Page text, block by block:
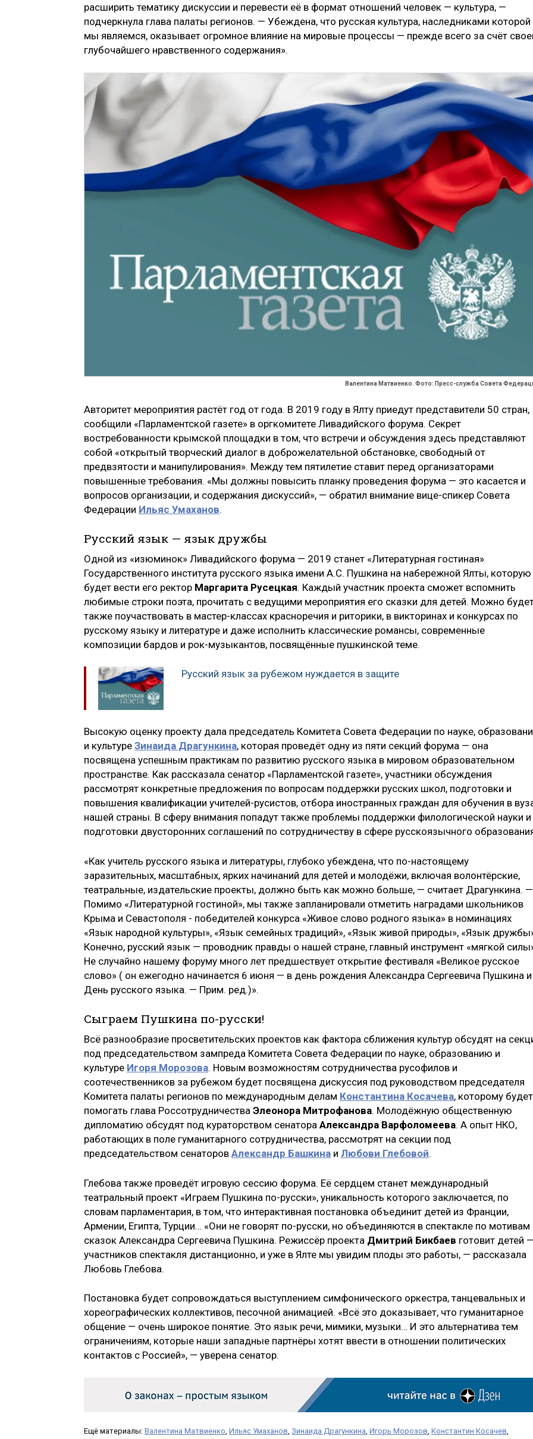
расширить тематику дискуссии и перевести её в формат отношений человек — культура, —
подчеркнула глава палаты регионов. — Убеждена, что русская культура, наследниками которой
мы являемся, оказывает огромное влияние на мировые процессы — прежде всего за счёт
глубочайшего нравственного содержания».
Валентина Матвиенко. Фото: Пресс-служба Совета
Авторитет мероприятия растёт год от года. В 2019 году в Ялту приедут представители 50 стран,
сообщили «Парламентской газете» в оргкомитете Ливадийского форума. Секрет
востребованности крымской площадки в том, что встречи и обсуждения здесь представляют
собой «открытый творческий диалог в доброжелательной обстановке, свободный от
предвзятости и манипулирования». Между тем пятилетие ставит перед организаторами
повышенные требования. «Мы должны повысить планку проведения форума — это касается и
вопросов организации, и содержания дискуссий», — обратил внимание вице-спикер Совета
Федерации Ильяс Умаханов.
Русский язык — язык дружбы
Одной из «изюминок» Ливадийского форума — 2019 станет «Литературная гостиная»
Государственного института русского языка имени А.С. Пушкина на набережной Ялты, которую
будет вести его ректор Маргарита Русецкая. Каждый участник проекта сможет вспомнить
любимые строки поэта, прочитать с ведущими мероприятия его сказки для детей. Можно
также поучаствовать в мастер-классах красноречия и риторики, в викторинах и конкурсах по
русскому языку и литературе и даже исполнить классические романсы, современные
композиции бардов и рок-музыкантов, посвящённые пушкинской теме.
Русский язык за рубежом нуждается в защите
Высокую оценку проекту дала председатель Комитета Совета Федерации по науке,
и культуре Зинаида Драгункина, которая проведёт одну из пяти секций форума — она
посвящена успешным практикам по развитию русского языка в мировом образовательном
пространстве. Как рассказала сенатор «Парламентской газете», участники обсуждения
рассмотрят конкретные предложения по вопросам поддержки русских школ, подготовки и
повышения квалификации учителей-русистов, отбора иностранных граждан для обучения в
нашей страны. В сферу внимания попадут также проблемы поддержки филологической науки и
подготовки двусторонних соглашений по сотрудничеству в сфере русскоязычного
«Как учитель русского языка и литературы, глубоко убеждена, что по-настоящему
заразительных, масштабных, ярких начинаний для детей и молодёжи, включая волонтёрские,
театральные, издательские проекты, должно быть как можно больше, — считает Драгункина. —
Помимо «Литературной гостиной», мы также запланировали отметить наградами школьников
Крыма и Севастополя - победителей конкурса «Живое слово родного языка» в номинациях
«Язык народной культуры», «Язык семейных традиций», «Язык живой природы», «Язык
Конечно, русский язык — проводник правды о нашей стране, главный инструмент «мягкой
Не случайно нашему форуму много лет предшествует открытие фестиваля «Великое русское
слово» ( он ежегодно начинается 6 июня — в день рождения Александра Сергеевича Пушкина и
День русского языка. — Прим. ред.)».
Сыграем Пушкина по-русски!
Всё разнообразие просветительских проектов как фактора сближения культур обсудят на
под председательством зампреда Комитета Совета Федерации по науке, образованию и
культуре Игоря Морозова. Новым возможностям сотрудничества русофилов и
соотечественников за рубежом будет посвящена дискуссия под руководством председателя
Комитета палаты регионов по международным делам Константина Косачева, которому будет
помогать глава Россотрудничества Элеонора Митрофанова. Молодёжную общественную
дипломатию обсудят под кураторством сенатора Александра Варфоломеева. А опыт НКО,
работающих в поле гуманитарного сотрудничества, рассмотрят на секции под
председательством сенаторов Александр Башкина и Любови Глебовой.
Глебова также проведёт игровую сессию форума. Её сердцем станет международный
театральный проект «Играем Пушкина по-русски», уникальность которого заключается, по
словам парламентария, в том, что интерактивная постановка объединит детей из Франции,
Армении, Египта, Турции… «Они не говорят по-русски, но объединяются в спектакле по мотивам
сказок Александра Сергеевича Пушкина. Режиссёр проекта Дмитрий Бикбаев готовит детей —
участников спектакля дистанционно, и уже в Ялте мы увидим плоды это работы, — рассказала
Любовь Глебова.
Постановка будет сопровождаться выступлением симфонического оркестра, танцевальных и
хореографических коллективов, песочной анимацией. «Всё это доказывает, что гуманитарное
общение — очень широкое понятие. Это язык речи, мимики, музыки… И это альтернатива тем
ограничениям, которые наши западные партнёры хотят ввести в отношении политических
контактов с Россией», — уверена сенатор.
Ещё материалы: Валентина Матвиенко Ильяс Умаханов Зинаида Драгункина Игорь Морозов Константин Косачев